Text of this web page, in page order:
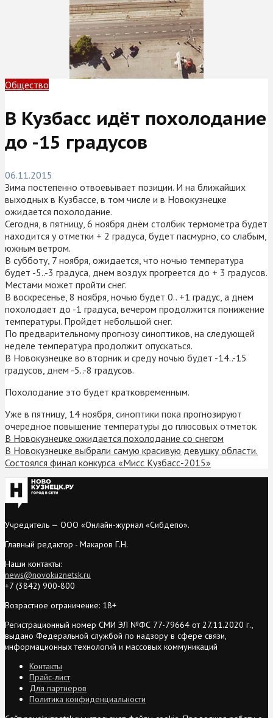
Общество
В Кузбасс идёт похолодание
до -15 градусов
06.11.2015
Зима постепенно отвоевывает позиции. И на ближайших
выходных в Кузбассе, в том числе и в Новокузнецке
ожидается похолодание.
Сегодня, в пятницу, 6 ноября днём столбик термометра будет
находится у отметки + 2 градуса, будет пасмурно, со слабым,
южным ветром.
В субботу, 7 ноября, ожидается, что ночью температура
будет -5..-3 градуса, днем воздух прогреется до + 3 градусов.
Местами может пройти снег.
В воскресенье, 8 ноября, ночью будет 0.. +1 градус, а днем
похолодает до -1 градуса, вечером продолжится понижение
температуры. Пройдет небольшой снег.
По предварительному прогнозу синоптиков, на следующей
неделе температура продолжит опускаться.
В Новокузнецке во вторник и среду ночью будет -14..-15
градусов, днем -5..-8 градусов.
Похолодание это будет кратковременным.
Уже в пятницу, 14 ноября, синоптики пока прогнозируют
очередное повышение температуры до плюсовых отметок.
В Новокузнецке ожидается похолодание со снегом
В Новокузнецке выбрали самую красивую девушку области.
Состоялся финал конкурса «Мисс Кузбасс-2015»
Учредитель — ООО «Онлайн-журнал «Сибдепо».
Главный редактор - Макаров Г.Н.
Наши контакты:
news@novokuznetsk.ru
+7 (3842) 900-800
Возрастное ограничение: 18+
Регистрационный номер СМИ ЭЛ №ФС 77-79664 от 27.11.2020 г.,
выдано Федеральной службой по надзору в сфере связи,
информационных технологий и массовых коммуникаций
Контакты
Прайс-лист
Для партнеров
Политика конфиденциальности